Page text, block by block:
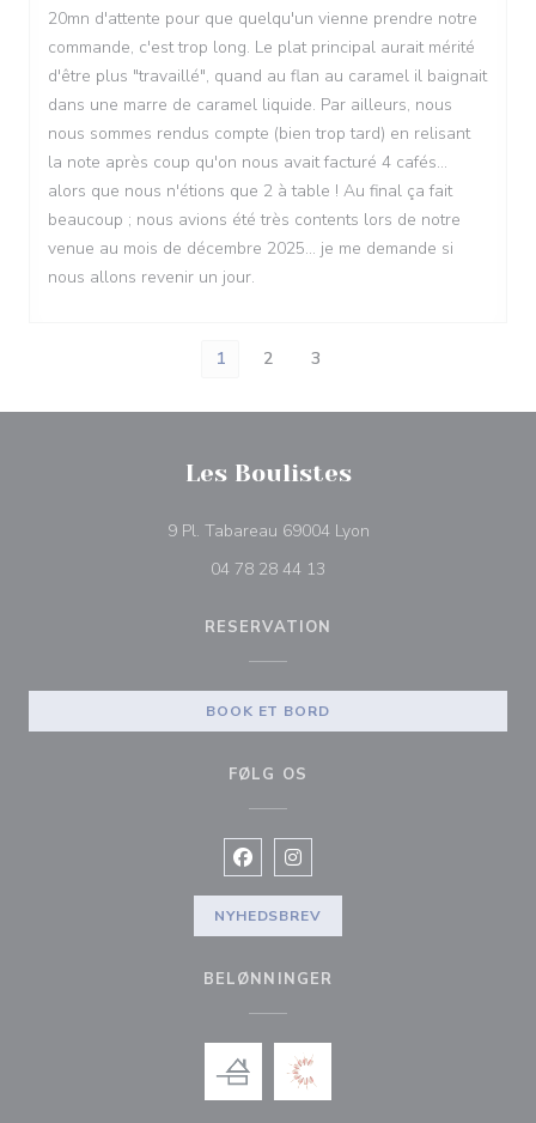
20mn d'attente pour que quelqu'un vienne prendre notre
commande, c'est trop long. Le plat principal aurait mérité
d'être plus "travaillé", quand au flan au caramel il baignait
dans une marre de caramel liquide. Par ailleurs, nous
nous sommes rendus compte (bien trop tard) en relisant
la note après coup qu'on nous avait facturé 4 cafés...
alors que nous n'étions que 2 à table ! Au final ça fait
beaucoup ; nous avions été très contents lors de notre
venue au mois de décembre 2025... je me demande si
nous allons revenir un jour.
1 2 3
Les Boulistes
9 Pl. Tabareau 69004 Lyon((åbner i et nyt
04 78 28 44 13
RESERVATION
BOOK ET BORD
FØLG OS
Facebook ((åbner i et nyt vindue))
Instagram ((åbner i et nyt
NYHEDSBREV
BELØNNINGER